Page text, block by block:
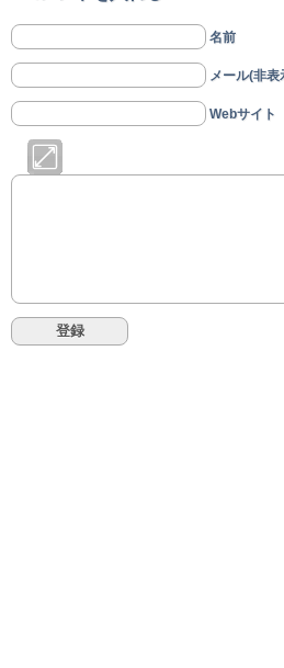
名前
メール(非表
Webサイト